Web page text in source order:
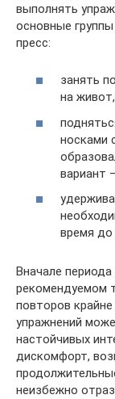
выполнять
основные
пресс:
занять
на
носками
вариант
время до
Вначале
рекомендуемом
повторов
упражнений
настойчивых
дискомфорт,
неизбежно